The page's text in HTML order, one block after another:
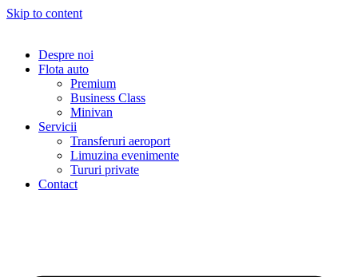
Skip to content
Despre noi
Flota auto
Premium
Business Class
Minivan
Servicii
Transferuri aeroport
Limuzina evenimente
Tururi private
Contact